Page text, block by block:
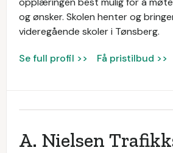
og ønsker. Skolen henter og
videregående skoler i Tønsberg.
Se full profil >> Få pristilbud >>
A. Nielsen